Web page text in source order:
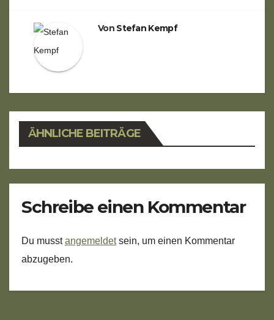
Von Stefan Kempf
ÄHNLICHE BEITRÄGE
Schreibe einen Kommentar
Du musstangemeldetsein, um einen Kommentar
abzugeben.